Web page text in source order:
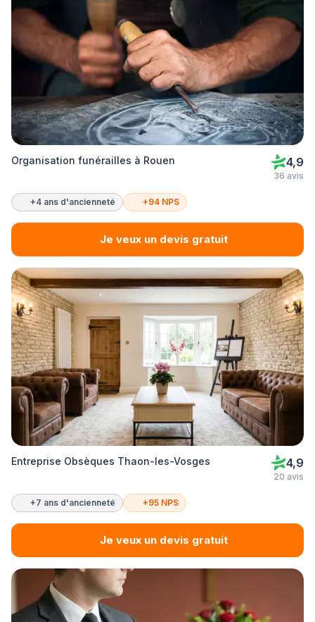
Organisation funérailles à Rouen 4,9
36 avis
+4 ans d'ancienneté +94 NPS
Je veux un devis gratuit
Entreprise Obsèques Thaon-les-Vosges 4,9
20 avis
+7 ans d'ancienneté +95 NPS
Je veux un devis gratuit